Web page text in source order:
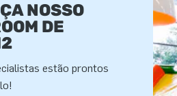
NOSSO
DE
estão prontos